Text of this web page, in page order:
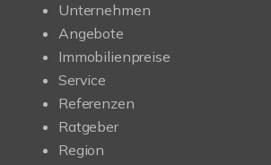
Unternehmen
Angebote
Immobilienpreise
Service
Referenzen
Ratgeber
Region